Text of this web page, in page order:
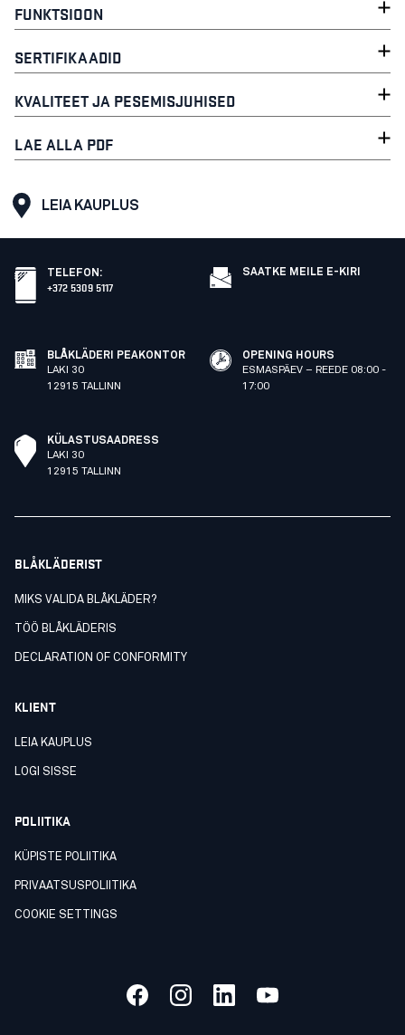
FUNKTSIOON
SERTIFIKAADID
KVALITEET JA PESEMISJUHISED
LAE ALLA PDF
LEIA KAUPLUS
TELEFON :
+372 5309 5117
SAATKE MEILE E-KIRI
BLÅKLÄDERI PEAKONTOR
LAKI 30
12915 TALLINN
OPENING HOURS
ESMASPÄEV – REEDE 08:00 -
17:00
KÜLASTUSAADRESS
LAKI 30
12915 TALLINN
BLÅKLÄDERIST
MIKS VALIDA BLÅKLÄDER?
TÖÖ BLÅKLÄDERIS
DECLARATION OF CONFORMITY
KLIENT
LEIA KAUPLUS
LOGI SISSE
POLIITIKA
KÜPISTE POLIITIKA
PRIVAATSUSPOLIITIKA
COOKIE SETTINGS